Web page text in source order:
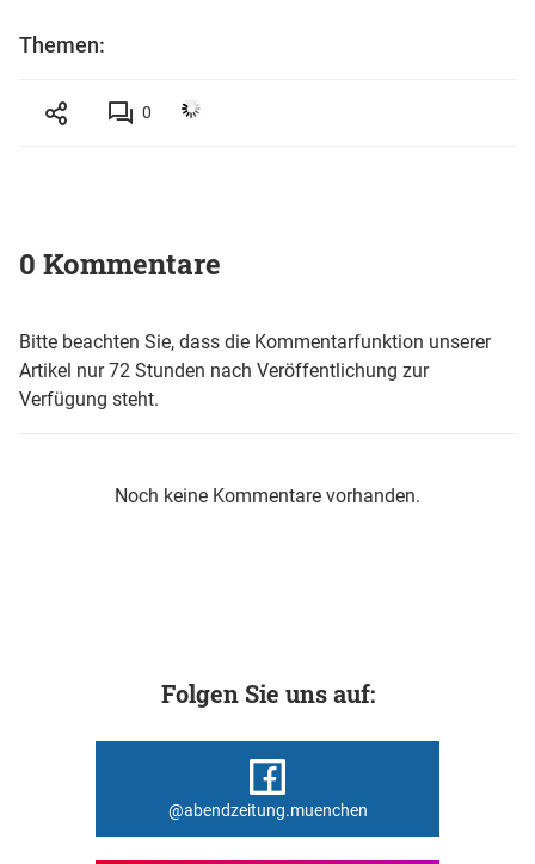
Themen:
0
0 Kommentare
Bitte beachten Sie, dass die Kommentarfunktion unserer
Artikel nur 72 Stunden nach Veröffentlichung zur
Verfügung steht.
Noch keine Kommentare vorhanden.
Folgen Sie uns auf:
@abendzeitung.muenchen